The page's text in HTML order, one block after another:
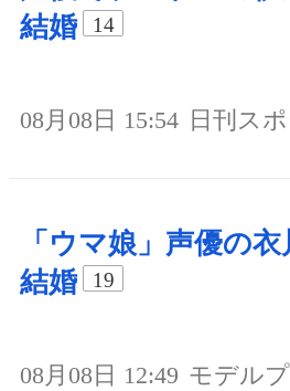
結婚
14
08月08日 15:54 日刊ス
「ウマ娘」声優の
結婚
19
08月08日 12:49 モデル